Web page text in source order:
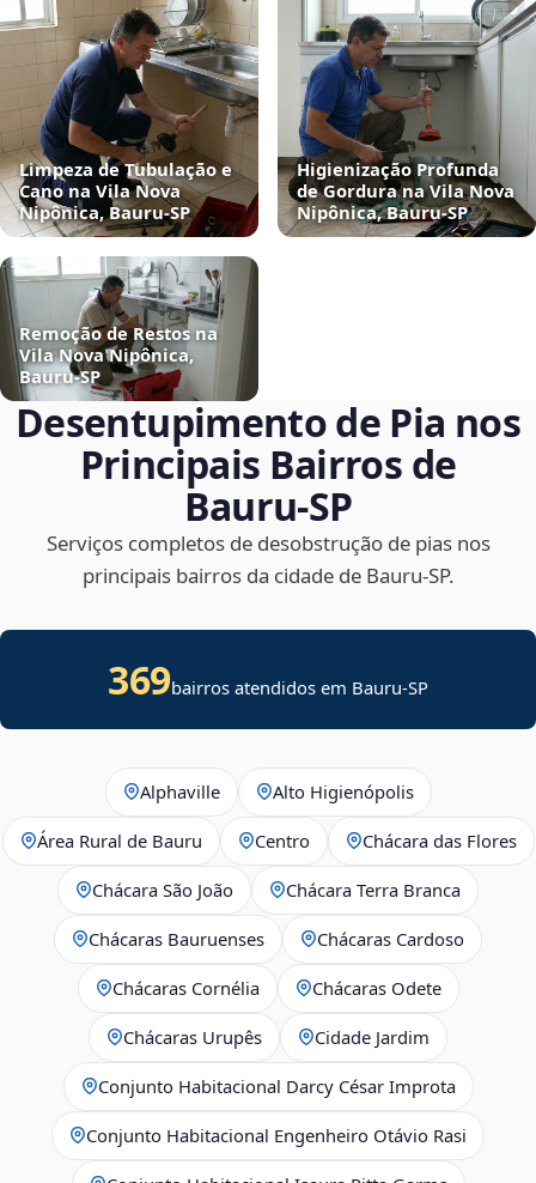
Limpeza de Tubulação e
Cano na Vila Nova
Nipônica, Bauru‑SP
Higienização Profunda
de Gordura na Vila Nova
Nipônica, Bauru‑SP
Remoção de Restos na
Vila Nova Nipônica,
Bauru‑SP
Desentupimento de Pia nos
Principais Bairros de
Bauru‑SP
Serviços completos de desobstrução de pias nos
principais bairros da cidade de Bauru‑SP.
369bairros atendidos em Bauru-SP
Alphaville Alto Higienópolis
Área Rural de Bauru Centro Chácara das Flores
Chácara São João Chácara Terra Branca
Chácaras Bauruenses Chácaras Cardoso
Chácaras Cornélia Chácaras Odete
Chácaras Urupês Cidade Jardim
Conjunto Habitacional Darcy César Improta
Conjunto Habitacional Engenheiro Otávio Rasi